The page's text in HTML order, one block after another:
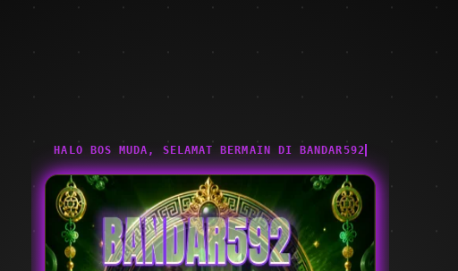
HALO BOS MUDA, SELAMAT BERMAIN DI BANDAR592